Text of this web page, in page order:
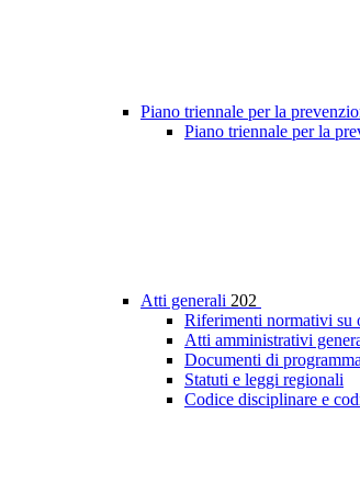
Piano triennale per la
Piano triennale per la
Atti generali 202
Riferimenti normativi su
Atti amministrativi
Documenti di
Statuti e leggi regionali
Codice disciplinare e